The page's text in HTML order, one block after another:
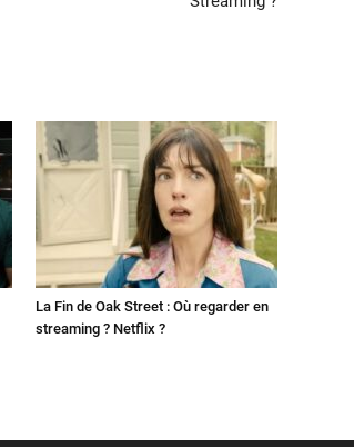
La Fin de Oak Street : Où regarder en
streaming ? Netflix ?